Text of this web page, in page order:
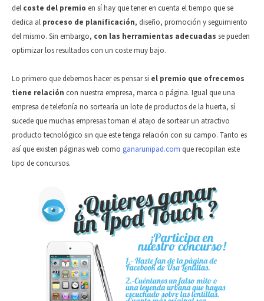
del coste del premio en sí hay que tener en cuenta el tiempo que se
dedica al proceso de planificación, diseño, promoción y seguimiento
del mismo. Sin embargo, con las herramientas adecuadas se pueden
optimizar los resultados con un coste muy bajo.
Lo primero que debemos hacer es pensar si el premio que ofrecemos
tiene relación con nuestra empresa, marca o página. Igual que una
empresa de telefonía no sortearía un lote de productos de la huerta, sí
sucede que muchas empresas toman el atajo de sortear un atractivo
producto tecnológico sin que este tenga relación con su campo. Tanto es
así que existen páginas web como ganarunipad.com que recopilan este
tipo de concursos.